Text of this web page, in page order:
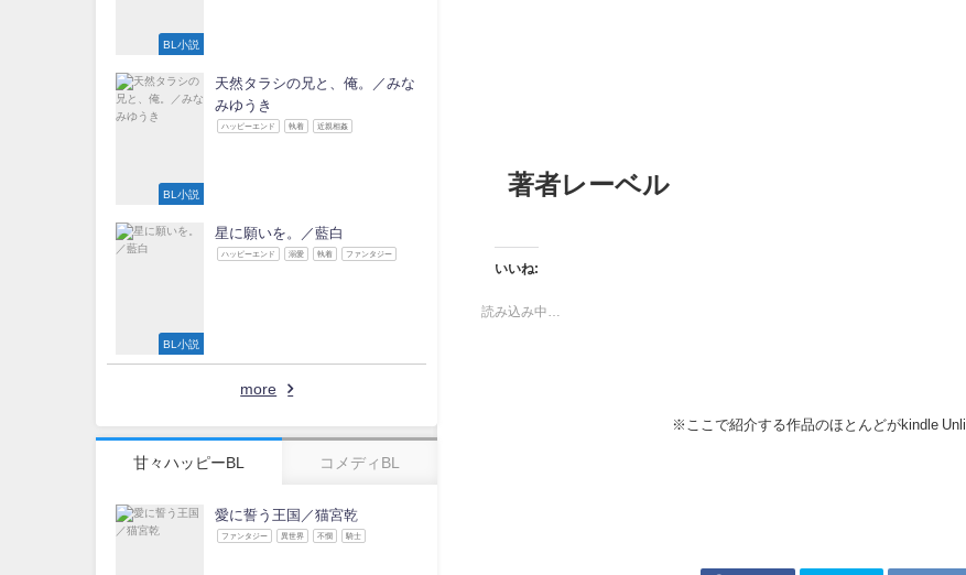
著者レーベル
いいね:
読み込み中…
※ここで紹介する作品のほとんどがkindle
BL小説
BL小説
天然タラシの兄と、俺。／みな
みゆうき
ハッピーエンド 執着 近親相姦
BL小説
星に願いを。／藍白
ハッピーエンド 溺愛 執着 ファンタジー
more
甘々ハッピーBL コメディBL
愛に誓う王国／猫宮乾
ファンタジー 異世界 不憫 騎士